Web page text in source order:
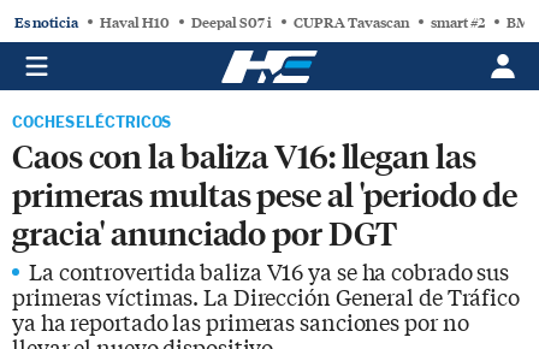
Es noticia Haval H10 Deepal S07 i CUPRA Tavascan smart #2
COCHES ELÉCTRICOS
Caos con la baliza V16: llegan las
primeras multas pese al 'periodo de
gracia' anunciado por DGT
La controvertida baliza V16 ya se ha cobrado sus
primeras víctimas. La Dirección General de Tráfico
ya ha reportado las primeras sanciones por no